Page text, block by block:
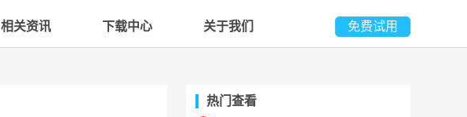
相关资讯 下载中心 关于我们 免费试用
热门查看